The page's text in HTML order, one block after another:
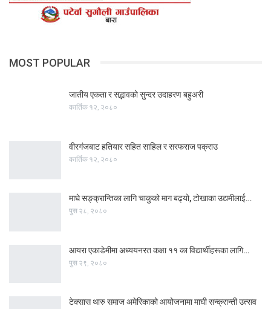
MOST POPULAR
जातीय एकता र सद्भावको सुन्दर उदाहरण बहुअरी
कार्तिक १२, २०८०
वीरगंजबाट हतियार सहित साहिल र सरफराज पक्राउ
कार्तिक १२, २०८०
माघे सङ्क्रान्तिका लागि चाकुको माग बढ्यो, टोखाका उद्यमीलाई…
पुस २८, २०८०
आयरा एकाडेमीमा अध्ययनरत कक्षा ११ का विद्यार्थीहरूका लागि…
पुस २९, २०८०
टेक्सास थारु समाज अमेरिकाको आयोजनामा माघी सन्क्रान्ती उत्सव